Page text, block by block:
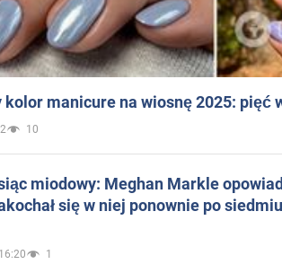
manicure na wiosnę 2025: pięć
10
miodowy: Meghan Markle
się w niej ponownie po
1